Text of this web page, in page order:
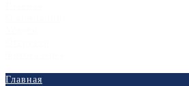
Главная